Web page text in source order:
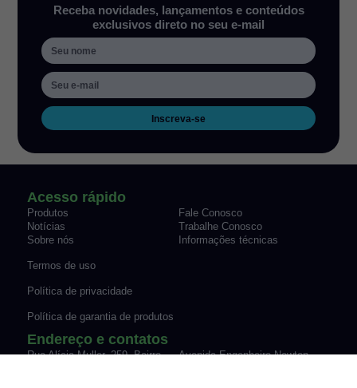
Receba novidades, lançamentos e conteúdos
exclusivos direto no seu e-mail
Inscreva-se
Acesso rápido
Produtos
Fale Conosco
Notícias
Trabalhe Conosco
Sobre nós
Informações técnicas
Termos de uso
Política de privacidade
Política de garantia de produtos
Endereço e contatos
Rua Alícia Muller, 259, Bairro
Avenida Engenheiro Newton